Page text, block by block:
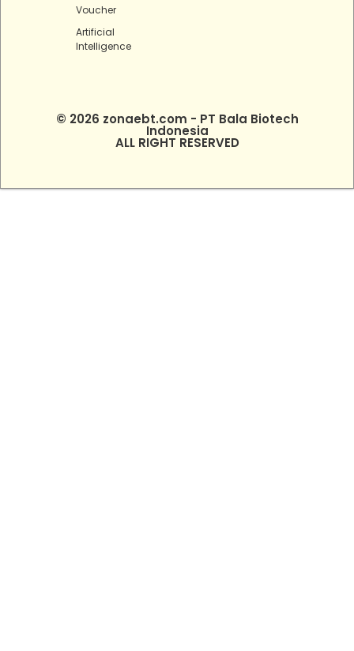
Voucher
Artificial
Intelligence
© 2026 zonaebt.com - PT Bala Biotech
Indonesia
ALL RIGHT RESERVED